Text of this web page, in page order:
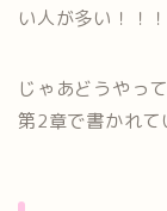
い人が多い！！！
じゃあどうやっ
第2章で書かれ